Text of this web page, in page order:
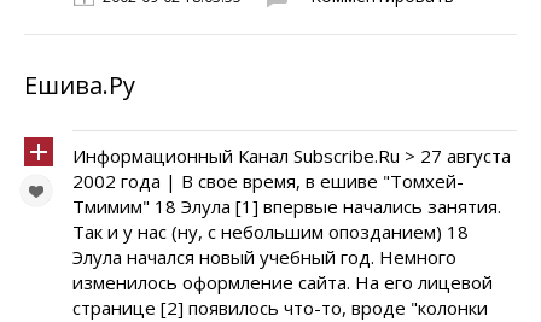
Ешива.Ру
Информационный Канал Subscribe.Ru > 27 августа
2002 года | В свое время, в ешиве "Томхей-
Тмимим" 18 Элула [1] впервые начались занятия.
Так и у нас (ну, с небольшим опозданием) 18
Элула начался новый учебный год. Немного
изменилось оформление сайта. На его лицевой
странице [2] появилось что-то, вроде "колонки